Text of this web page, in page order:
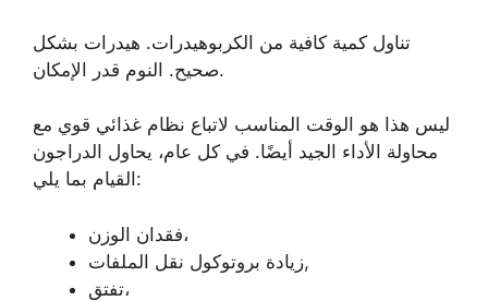
تناول كمية كافية من الكربوهيدرات. هيدرات بشكل
صحيح. النوم قدر الإمكان.
ليس هذا هو الوقت المناسب لاتباع نظام غذائي قوي مع
محاولة الأداء الجيد أيضًا. في كل عام، يحاول الدراجون
القيام بما يلي:
فقدان الوزن،
زيادة بروتوكول نقل الملفات,
تفتق،